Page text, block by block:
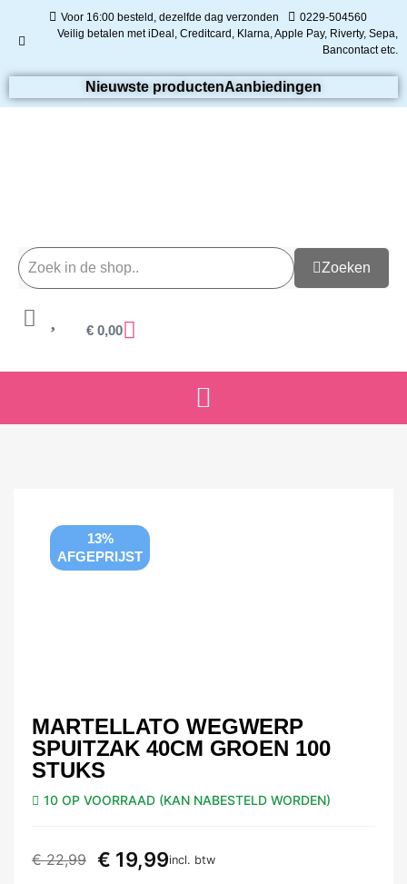
Voor 16:00 besteld, dezelfde dag verzonden
0229-504560
Veilig betalen met iDeal, Creditcard, Klarna, Apple Pay, Riverty, Sepa,
Bancontact etc.
Nieuwste productenAanbiedingen
Zoeken
€ 0,00
13%
AFGEPRIJST
MARTELLATO WEGWERP
SPUITZAK 40CM GROEN 100
STUKS
10 OP VOORRAAD (KAN NABESTELD WORDEN)
€22,99 € 19,99incl. btw